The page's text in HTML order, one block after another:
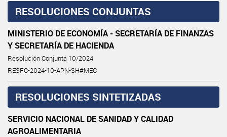
RESOLUCIONES CONJUNTAS
MINISTERIO DE ECONOMÍA - SECRETARÍA DE FINANZAS
Y SECRETARÍA DE HACIENDA
Resolución Conjunta 10/2024
RESFC-2024-10-APN-SH#MEC
RESOLUCIONES SINTETIZADAS
SERVICIO NACIONAL DE SANIDAD Y CALIDAD
AGROALIMENTARIA